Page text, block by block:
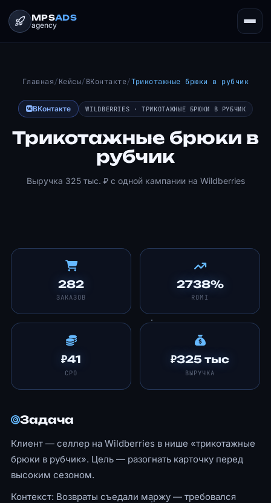
MPSADS
agency
Главная/Кейсы/ВКонтакте/Трикотажные брюки в рубчик
ВКонтакте WILDBERRIES · ТРИКОТАЖНЫЕ БРЮКИ В РУБЧИК
Трикотажные брюки в
рубчик
Выручка 325 тыс. ₽ с одной кампании на Wildberries
282
ЗАКАЗОВ
2738%
ROMI
₽41
CPO
₽325 тыс
ВЫРУЧКА
Задача
Клиент — селлер на Wildberries в нише «трикотажные
брюки в рубчик». Цель — разогнать карточку перед
высоким сезоном.
Контекст: Возвраты съедали маржу — требовался